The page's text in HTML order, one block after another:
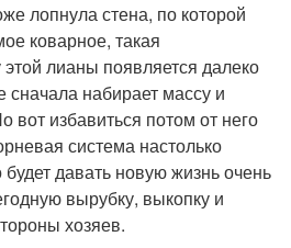
лопнула стена, по которой
коварное, такая
лианы появляется далеко
сначала набирает массу и
вот избавиться потом от него
система настолько
давать новую жизнь очень
вырубку, выкопку и
хозяев.